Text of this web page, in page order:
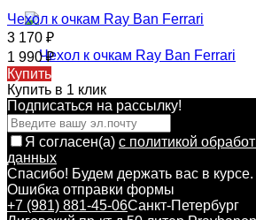
Чехол к очкам Ray Ban Ferrari
3 170 ₽
1 990₽
Купить
Купить в 1 клик
Подписаться на рассылкy!
Я согласен(a) с политикой
данных
Спасибо! Будем держать вас в курсе.
Ошибка отправки формы
+7 (981) 881-45-06Санкт-Петербург